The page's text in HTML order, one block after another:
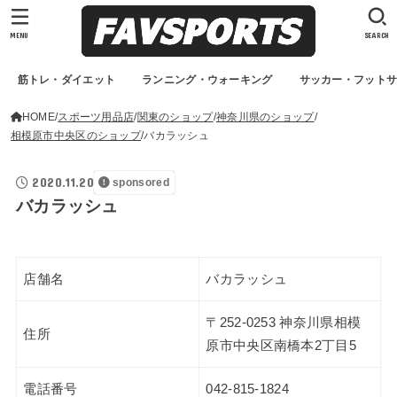
筋トレ・ダイエット ランニング・ウォーキング サッカー・フット
SEARCH
MENU
HOME スポーツ用品店 関東のショップ 神奈川県のショップ
相模原市中央区のショップ バカラッシュ
2020.11.20 sponsored
バカラッシュ
店舗名 バカラッシュ
住所
〒252-0253 神奈川県相模
原市中央区南橋本2丁目5
電話番号 042-815-1824